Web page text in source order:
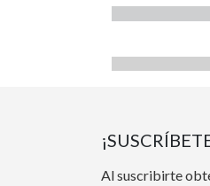
Al suscribirte